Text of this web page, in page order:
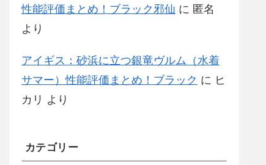
性能評価まとめ！ブラック邪仙 に 匿名
より
アイギス：砂浜に立つ銀竜ヴルム（水着
サマー）性能評価まとめ！ブラック に ヒ
カリ より
カテゴリー